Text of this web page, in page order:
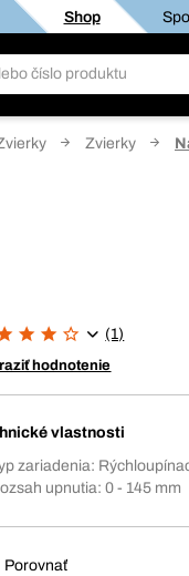
Shop
Zvierky
(1)
hodnotenie
vlastnosti
zariadenia:
upnutia: 0 - 145 mm
Porovnať